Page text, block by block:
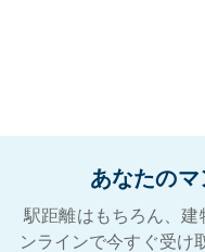
あなたのマ
駅距離はもちろん、
ンラインで今すぐ受け